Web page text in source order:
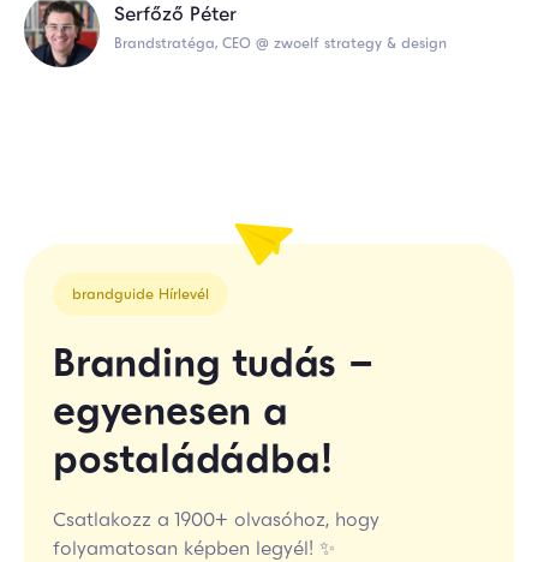
Serfőző Péter
Brandstratéga, CEO @ zwoelf strategy & design
brandguide Hírlevél
Branding tudás –
egyenesen a
postaládádba!
Csatlakozz a 1900+ olvasóhoz, hogy
folyamatosan képben legyél! ✨